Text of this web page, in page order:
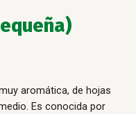
aromática, de hojas
Es conocida por